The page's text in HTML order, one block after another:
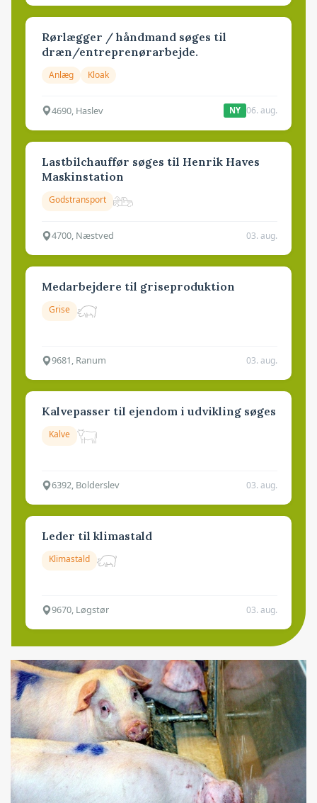
Rørlægger / håndmand søges til
dræn/entreprenørarbejde.
Anlæg Kloak
4690, Haslev NY 06. aug.
Lastbilchauffør søges til Henrik Haves
Maskinstation
Godstransport
4700, Næstved 03. aug.
Medarbejdere til griseproduktion
Grise
9681, Ranum 03. aug.
Kalvepasser til ejendom i udvikling søges
Kalve
6392, Bolderslev 03. aug.
Leder til klimastald
Klimastald
9670, Løgstør 03. aug.